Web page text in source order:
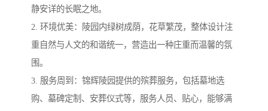
静安详的长眠之地。
2. 环境优美：陵园内绿树成荫，花草繁茂，整体设计注
重自然与人文的和谐统一，营造出一种庄重而温馨的氛
围。
3. 服务周到：锦辉陵园提供的殡葬服务，包括墓地选
购、墓碑定制、安葬仪式等，服务人员、贴心，能够满